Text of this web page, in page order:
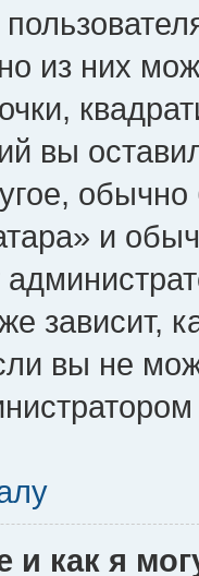
из них
вы
и
зависит,
вы не
и как я